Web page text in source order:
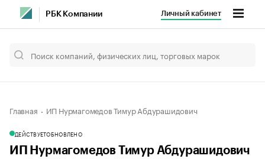
РБК Компании Личный кабинет
Главная ИП Нурмагомедов Тимур Абдурашидович
ДЕЙСТВУЕТОБНОВЛЕНО
ИП Нурмагомедов Тимур Абдурашидович